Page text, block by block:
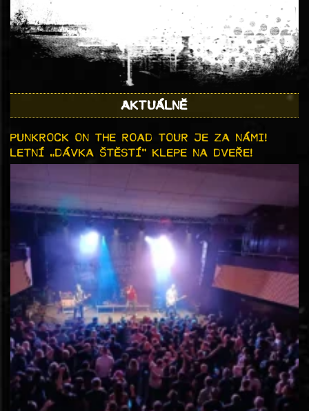
AKTUÁLNĚ
PUNKROCK ON THE ROAD TOUR JE ZA NÁMI!
LETNÍ „DÁVKA ŠTĚSTÍ“ KLEPE NA DVEŘE!